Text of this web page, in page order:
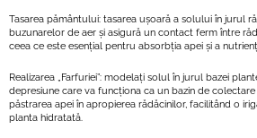
Tasarea pământului: tasarea ușoară a solului în jurul
buzunarelor de aer și asigură un contact ferm între
ceea ce este esențial pentru absorbția apei și a
Realizarea „Farfuriei”: modelați solul în jurul bazei
depresiune care va funcționa ca un bazin de
păstrarea apei în apropierea rădăcinilor, facilitând o
planta hidratată.